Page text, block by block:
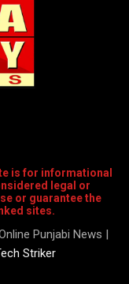
is for informational
legal or
or guarantee the
sites.
Punjabi News |
Striker